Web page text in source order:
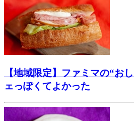
【地域限定】ファミマの“お
ェっぽくてよかった